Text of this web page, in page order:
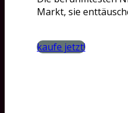
Markt, sie
kaufe jetzt!